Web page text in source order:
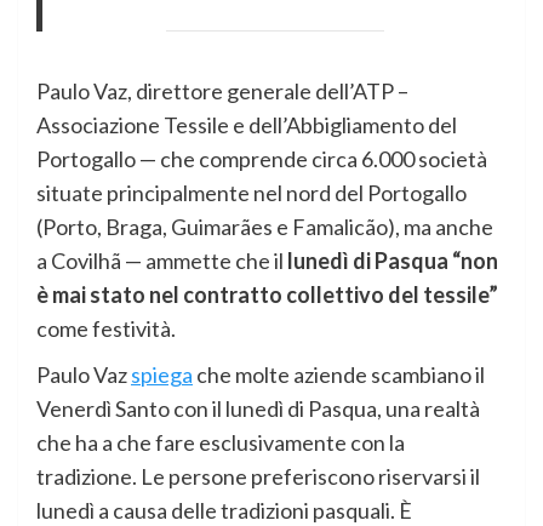
Paulo Vaz, direttore generale dell’ATP –
Associazione Tessile e dell’Abbigliamento del
Portogallo — che comprende circa 6.000 società
situate principalmente nel nord del Portogallo
(Porto, Braga, Guimarães e Famalicão), ma anche
a Covilhã — ammette che il lunedì di Pasqua “non
è mai stato nel contratto collettivo del tessile”
come festività.
Paulo Vazspiega che molte aziende scambiano il
Venerdì Santo con il lunedì di Pasqua, una realtà
che ha a che fare esclusivamente con la
tradizione. Le persone preferiscono riservarsi il
lunedì a causa delle tradizioni pasquali. È